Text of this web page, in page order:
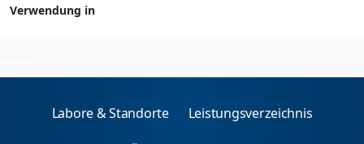
Verwendung in
2026-08-05
Labore & Standorte Leistungsverzeichnis